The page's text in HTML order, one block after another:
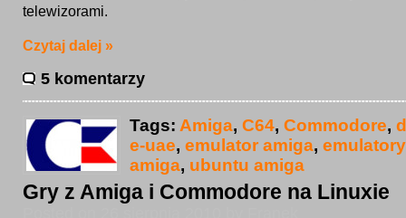
telewizorami.
Czytaj dalej »
5 komentarzy
Tags: Amiga, C64, Commodore,
e-uae, emulator amiga, emulatory
amiga, ubuntu amiga
Gry z Amiga i Commodore na Linuxie